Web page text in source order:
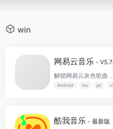
win
网易云音乐 -
解锁网易云灰色歌曲
Android ios pc
酷我音乐 - 最新版